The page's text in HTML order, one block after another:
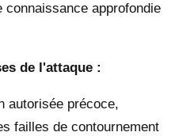
connaissance approfondie
de l'attaque :
autorisée précoce,
failles de contournement